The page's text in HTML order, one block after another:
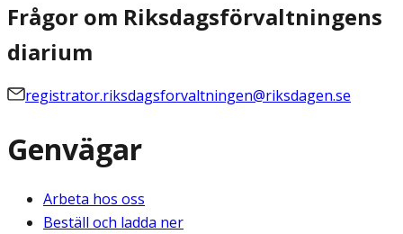
Frågor om Riksdagsförvaltningens
diarium
registrator.riksdagsforvaltningen@riksdagen.se
Genvägar
Arbeta hos oss
Beställ och ladda ner